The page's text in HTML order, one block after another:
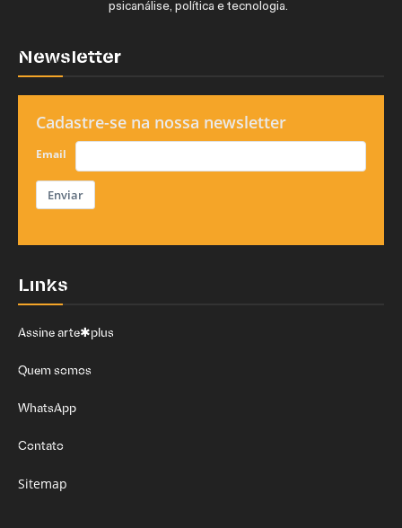
psicanálise, política e tecnologia.
Newsletter
Cadastre-se na nossa newsletter
Email
Enviar
Links
Assine arte✱plus
Quem somos
WhatsApp
Contato
Sitemap